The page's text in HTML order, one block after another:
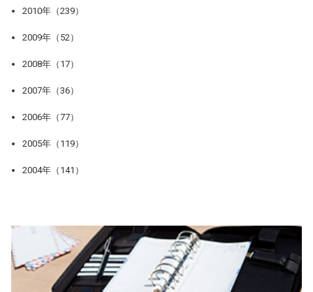
2010年（239）
2009年（52）
2008年（17）
2007年（36）
2006年（77）
2005年（119）
2004年（141）